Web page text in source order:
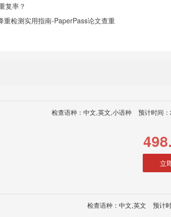
复率？
重检测实用指南-PaperPass论文查重
检查语种：中文,英文,小语种 预计时间
立
检查语种：中文,英文 预计